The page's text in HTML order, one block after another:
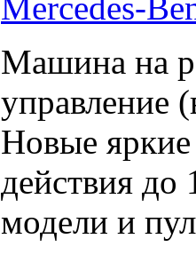
Машина на
управление
Новые
действия до
модели и